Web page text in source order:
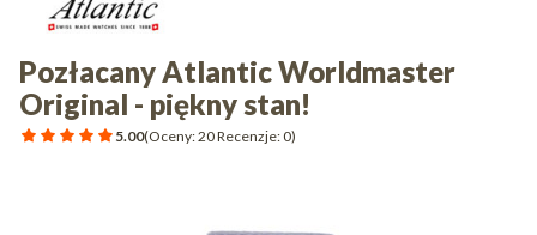
Pozłacany Atlantic Worldmaster
Original - piękny stan!
5.00(Oceny: 20 Recenzje: 0)